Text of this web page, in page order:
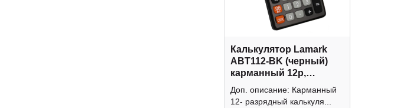
Калькулятор Lamark
ABT112-BK (черный)
карманный 12р,
крышка
Доп. описание: Карманный
12- разрядный калькуля...